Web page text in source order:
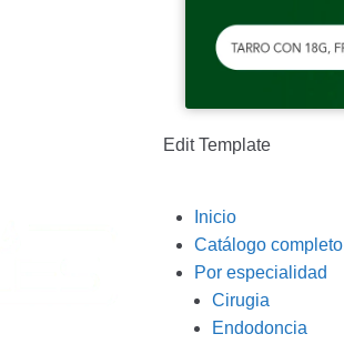
Edit Template
Inicio
Catálogo completo
Por especialidad
Cirugia
Endodoncia